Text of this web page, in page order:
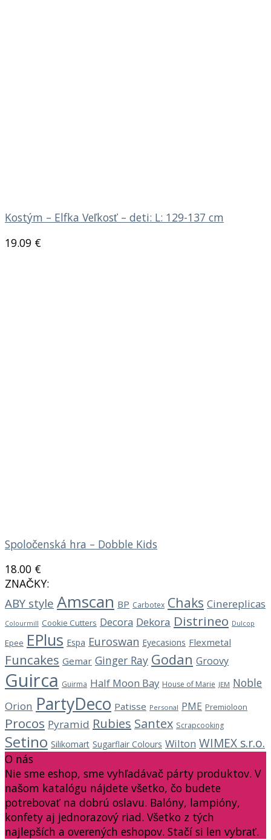
Kostým – Elfka Veľkosť – deti: L: 129-137 cm
19.09 €
Spoločenská hra – Dobble Kids
18.00 €
ZNAČKY:
ABY style Amscan BP Carbotex Chaks Cinereplicas
Colourmill Cookie Cutters Decora Dekora Distrineo Dulcop
Epee EPlus Espa Euroswan Eyecasions Flexmetal
Funcakes Gemar Ginger Ray Godan Groovy
Guirca Guirma Half Moon Bay House of Marie JEM Noble
Orion PartyDeco Patisse Personal PME Premioloon
Procos Pyramid Rubies Santex Scrapcooking
Setino Silikomart Sugarflair Colours Wilton WIMEX s.r.o.
O nás
Nie sme eshop, sme vyhľadávač párty produktov. V
našom katalógu nájdete všetko, čo budete
potrebovať na dobrú oslavu. Balóny, lampióny,
konfety aj jednorazový riad. Všetko z tých
najlepších a overených eshopov. Stačí si len vybrať.